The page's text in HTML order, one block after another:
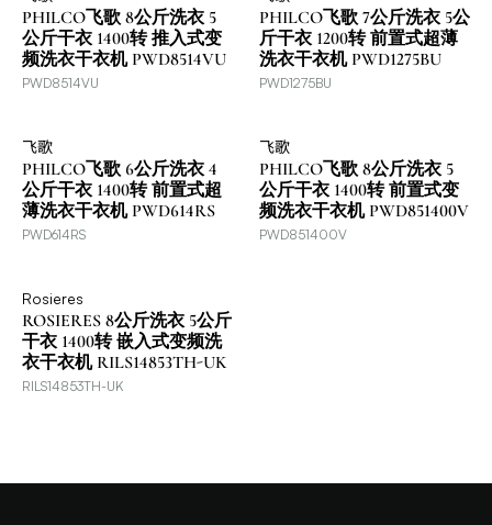
PHILCO飞歌 8公斤洗衣 5
公斤干衣 1400转 推入式变
频洗衣干衣机 PWD8514VU
PWD8514VU
PHILCO飞歌 7公斤洗衣 5公
斤干衣 1200转 前置式超薄
洗衣干衣机 PWD1275BU
PWD1275BU
飞歌
PHILCO飞歌 6公斤洗衣 4
公斤干衣 1400转 前置式超
薄洗衣干衣机 PWD614RS
PWD614RS
飞歌
PHILCO飞歌 8公斤洗衣 5
公斤干衣 1400转 前置式变
频洗衣干衣机 PWD851400V
PWD851400V
Rosieres
ROSIERES 8公斤洗衣 5公斤
干衣 1400转 嵌入式变频洗
衣干衣机 RILS14853TH-UK
RILS14853TH-UK